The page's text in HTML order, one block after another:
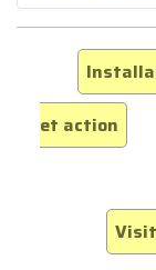
et action